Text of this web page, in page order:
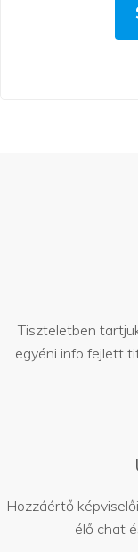
Tiszteletben
egyéni info fejlett
Hozzáértő
élő chat